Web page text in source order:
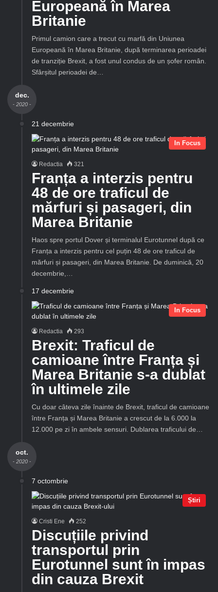
Europeană în Marea
Britanie
Primul camion care a trecut cu marfă din Uniunea
Europeană în Marea Britanie, după terminarea perioadei
de tranziție Brexit, a fost unul condus de un șofer român.
Sfârșitul perioadei de…
dec.
- 2020 -
21 decembrie
In Focus
Redactia 321
Franța a interzis pentru
48 de ore traficul de
mărfuri și pasageri, din
Marea Britanie
Haos spre portul Dover și terminalul Eurotunnel după ce
Franța a interzis pentru cel puțin 48 de ore traficul de
mărfuri și pasageri, din Marea Britanie. De duminică, 20
decembrie,…
17 decembrie
In Focus
Redactia 293
Brexit: Traficul de
camioane între Franța și
Marea Britanie s-a dublat
în ultimele zile
Cu doar câteva zile înainte de Brexit, traficul de camioane
între Franța și Marea Britanie a crescut de la 6.000 la
12.000 pe zi în ambele sensuri. Dublarea traficului de…
oct.
- 2020 -
7 octombrie
Știri
Cristi Ene 252
Discuțiile privind
transportul prin
Eurotunnel sunt în impas
din cauza Brexit